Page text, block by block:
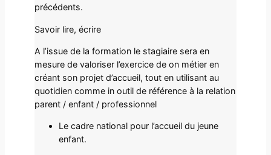
précédents.
Savoir lire, écrire
A l’issue de la formation le stagiaire sera en
mesure de valoriser l’exercice de on métier en
créant son projet d’accueil, tout en utilisant au
quotidien comme in outil de référence à la relation
parent / enfant / professionnel
Le cadre national pour l’accueil du jeune
enfant.